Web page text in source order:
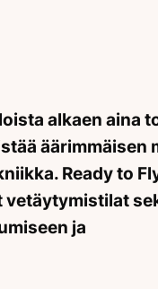
alkaen aina
äärimmäisen
Ready to
ja